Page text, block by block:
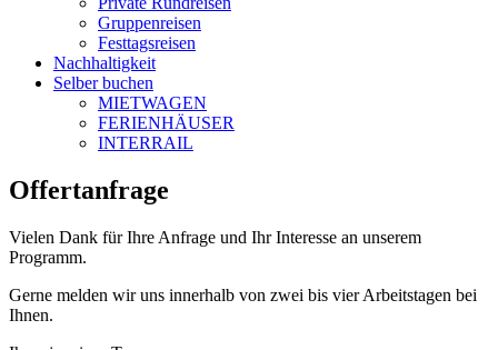
Gruppenreisen
Festtagsreisen
Nachhaltigkeit
Selber buchen
MIETWAGEN
FERIENHÄUSER
INTERRAIL
Offertanfrage
Vielen Dank für Ihre Anfrage und Ihr Interesse an unserem
Programm.
Gerne melden wir uns innerhalb von zwei bis vier Arbeitstagen bei
Ihnen.